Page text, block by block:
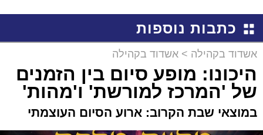
כתבות נוספות
אשדוד בקהילה > אשדוד בקהילה
היכונו: מופע סיום בין הזמנים
של 'המרכז למורשת' ו'מהות'
במוצאי שבת הקרוב: ארוע הסיום העוצמתי